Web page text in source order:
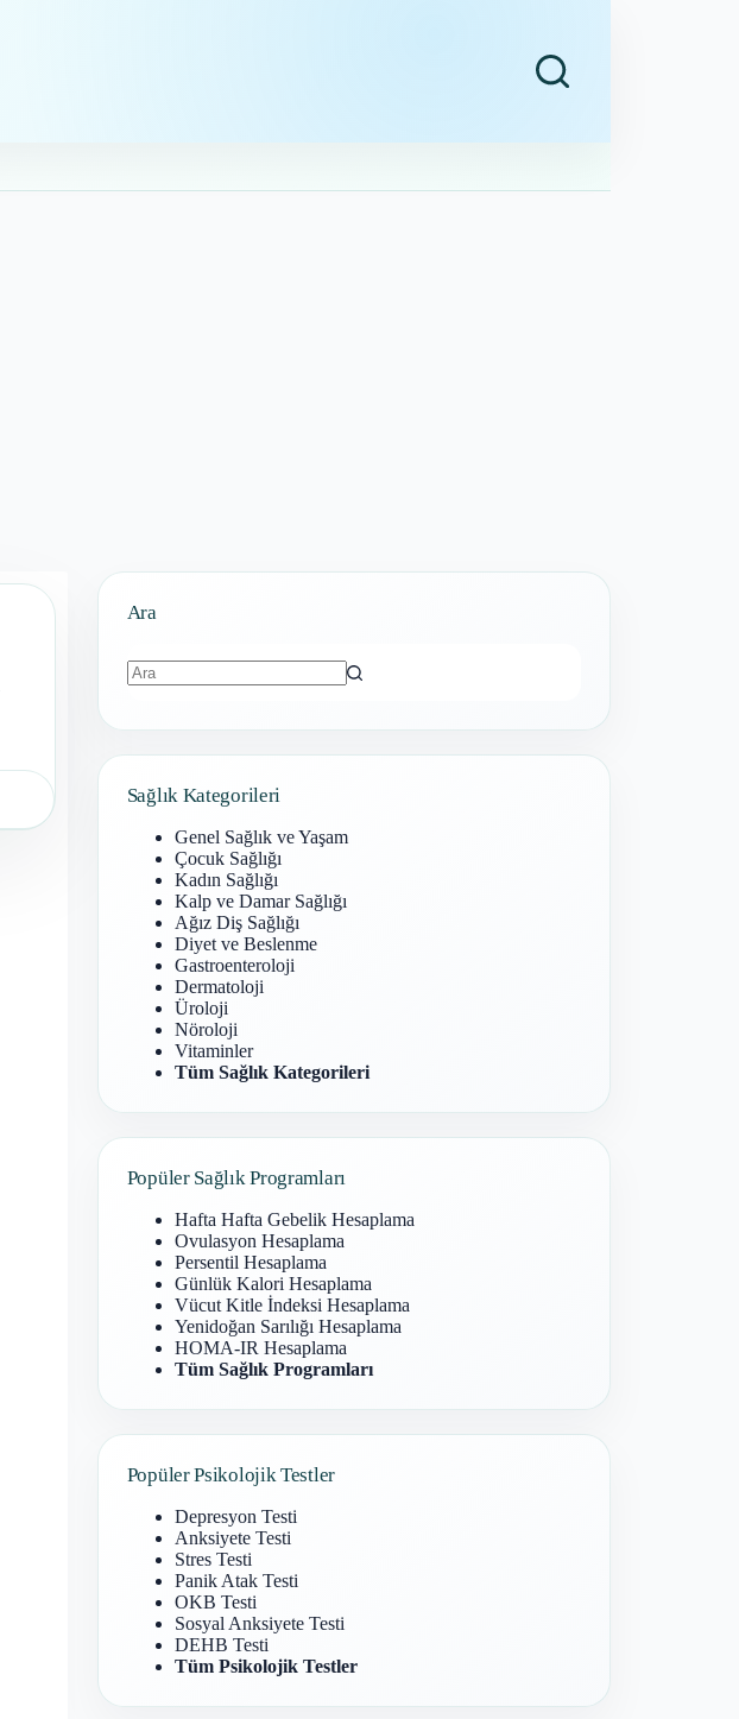
Ara
bulunamadı
Sağlık Kategorileri
Genel Sağlık ve Yaşam
Çocuk Sağlığı
Kadın Sağlığı
Kalp ve Damar Sağlığı
Ağız Diş Sağlığı
Diyet ve Beslenme
Gastroenteroloji
Dermatoloji
Üroloji
Nöroloji
Vitaminler
Tüm Sağlık Kategorileri
Popüler Sağlık Programları
Hafta Hafta Gebelik Hesaplama
Ovulasyon Hesaplama
Persentil Hesaplama
Günlük Kalori Hesaplama
Vücut Kitle İndeksi Hesaplama
Yenidoğan Sarılığı Hesaplama
HOMA-IR Hesaplama
Tüm Sağlık Programları
Popüler Psikolojik Testler
Depresyon Testi
Anksiyete Testi
Stres Testi
Panik Atak Testi
OKB Testi
Sosyal Anksiyete Testi
DEHB Testi
Tüm Psikolojik Testler